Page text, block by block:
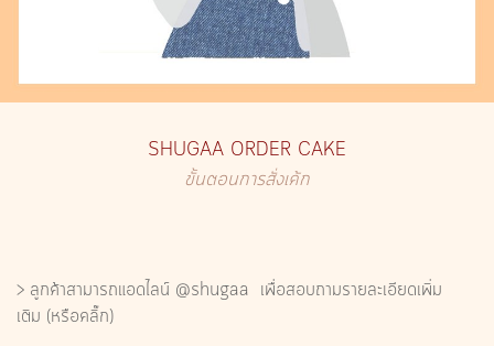
SHUGAA ORDER CAKE
ขั้นตอนการสั่งเค้ก
> ลูกค้าสามารถแอดไลน์ @shugaa เพื่อสอบถามรายละเอียดเพิ่ม
เติม (หรือคลิ๊ก)